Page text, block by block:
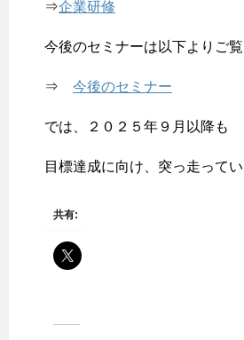
⇒企業研修
今後のセミナーは以下よりご覧
⇒ 今後のセミナー
では、２０２５年９月以降も
目標達成に向け、突っ走って
共有: